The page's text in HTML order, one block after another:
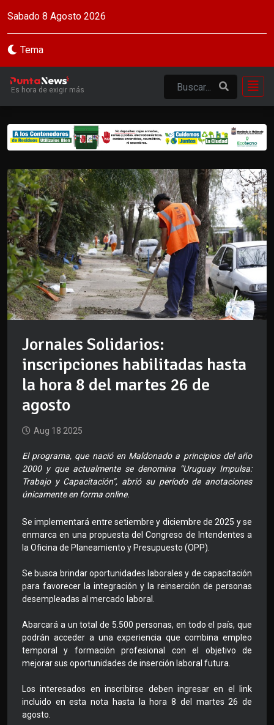
Sabado 8 Agosto 2026
Tema
Es hora de exigir más
Jornales Solidarios:
inscripciones habilitadas hasta
la hora 8 del martes 26 de
agosto
Aug 18 2025
El programa, que nació en Maldonado a principios del año
2000 y que actualmente se denomina “Uruguay Impulsa:
Trabajo y Capacitación”, abrió su período de anotaciones
únicamente en forma online.
Se implementará entre setiembre y diciembre de 2025 y se
enmarca en una propuesta del Congreso de Intendentes a
la Oficina de Planeamiento y Presupuesto (OPP).
Se busca brindar oportunidades laborales y de capacitación
para favorecer la integración y la reinserción de personas
desempleadas al mercado laboral.
Abarcará a un total de 5.500 personas, en todo el país, que
podrán acceder a una experiencia que combina empleo
temporal y formación profesional con el objetivo de
mejorar sus oportunidades de inserción laboral futura.
Los interesados en inscribirse deben ingresar en el link
incluido en esta nota hasta la hora 8 del martes 26 de
agosto.